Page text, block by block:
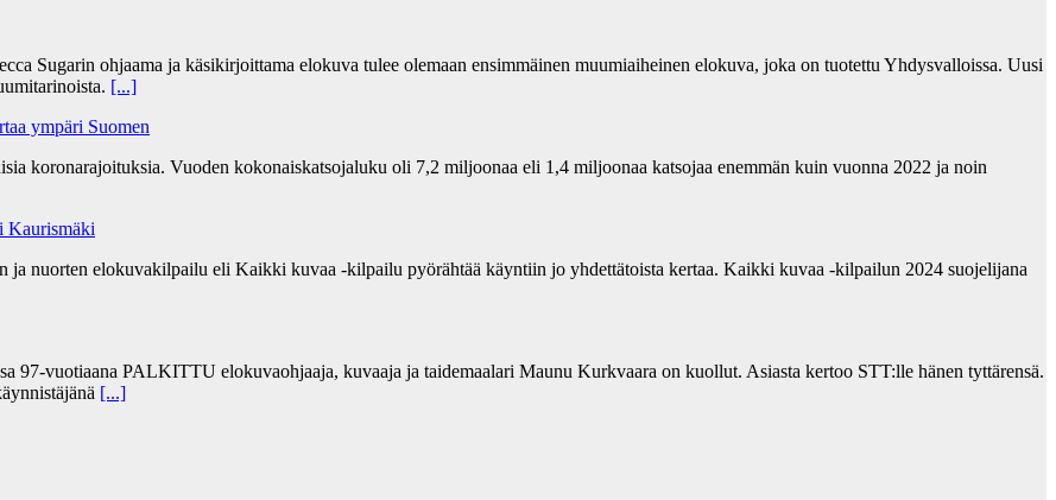
Sugarin ohjaama ja käsikirjoittama elokuva tulee olemaan ensimmäinen muumiaiheinen elokuva, joka on tuotettu Yhdysvalloissa. Uusi
[...]
ympäri Suomen
koronarajoituksia. Vuoden kokonaiskatsojaluku oli 7,2 miljoonaa eli 1,4 miljoonaa katsojaa enemmän kuin vuonna 2022 ja noin
Kaurismäki
ja nuorten elokuvakilpailu eli Kaikki kuvaa -kilpailu pyörähtää käyntiin jo yhdettätoista kertaa. Kaikki kuvaa -kilpailun 2024 suojelijana
97-vuotiaana PALKITTU elokuvaohjaaja, kuvaaja ja taidemaalari Maunu Kurkvaara on kuollut. Asiasta kertoo STT:lle hänen tyttärensä.
[...]